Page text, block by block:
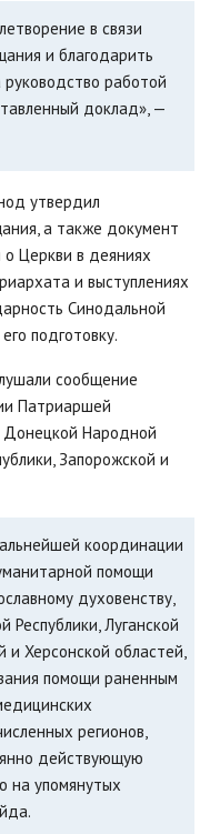
в связи
и благодарить
работой
доклад», —
утвердил
а также документ
о Церкви в деяниях
и выступлениях
Синодальной
подготовку.
сообщение
Патриаршей
Донецкой Народной
Запорожской и
координации
помощи
духовенству,
Луганской
Херсонской областей,
помощи раненным
регионов,
действующую
на упомянутых